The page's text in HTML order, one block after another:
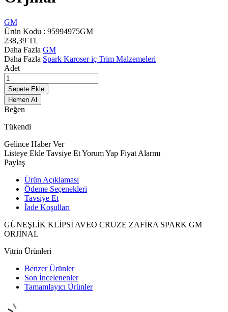
GM
Ürün Kodu : 95994975GM
238,39 TL
Daha Fazla GM
Daha Fazla Spark Karoser iç Trim Malzemeleri
Adet
Sepete Ekle
Hemen Al
Beğen
Tükendi
Gelince Haber Ver
Listeye Ekle Tavsiye EtYorum Yap Fiyat Alarmı
Paylaş
Ürün Açıklaması
Ödeme Seçenekleri
Tavsiye Et
İade Koşulları
GÜNEŞLİK KLİPSİ AVEO CRUZE ZAFİRA SPARK GM
ORJİNAL
Vitrin Ürünleri
Benzer Ürünler
Son İncelenenler
Tamamlayıcı Ürünler